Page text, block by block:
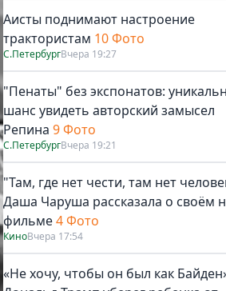
Аисты поднимают настроение
трактористам 10 Фото
С.ПетербургВчера 19:27
"Пенаты" без экспонатов:
шанс увидеть авторский замысел
Репина 9 Фото
С.ПетербургВчера 19:21
"Там, где нет чести, там нет
Даша Чаруша рассказала о своём
фильме4 Фото
КиноВчера 17:54
«Не хочу, чтобы он был как